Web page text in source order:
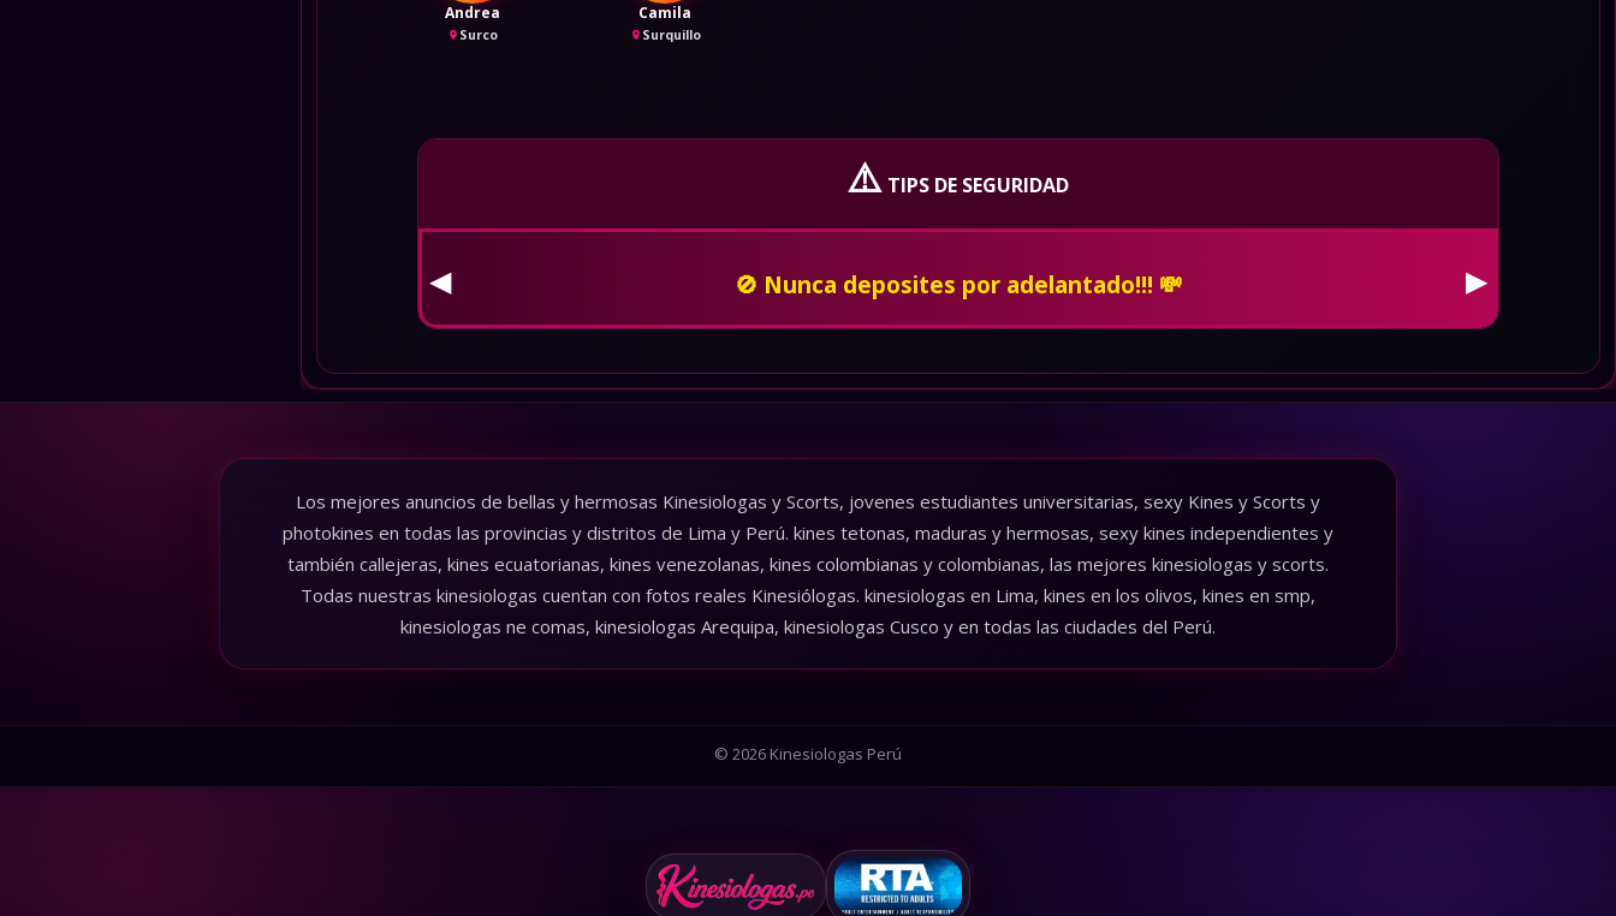
Andrea
Surco
Camila
Surquillo
⚠️ TIPS DE SEGURIDAD
👮 En caso de ser amenzado o insultado, bloquealo de whatsapp, pon tus redes en
privado y denuncia a la policia. 🚓
◀ ▶
Los mejores anuncios de bellas y hermosas Kinesiologas y Scorts, jovenes estudiantes universitarias, sexy Kines y Scorts y
photokines en todas las provincias y distritos de Lima y Perú. kines tetonas, maduras y hermosas, sexy kines independientes y
también callejeras, kines ecuatorianas, kines venezolanas, kines colombianas y colombianas, las mejores kinesiologas y scorts.
Todas nuestras kinesiologas cuentan con fotos reales Kinesiólogas. kinesiologas en Lima, kines en los olivos, kines en smp,